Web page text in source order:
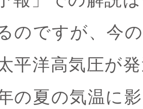
のですが、今
平洋高気圧が
の夏の気温に